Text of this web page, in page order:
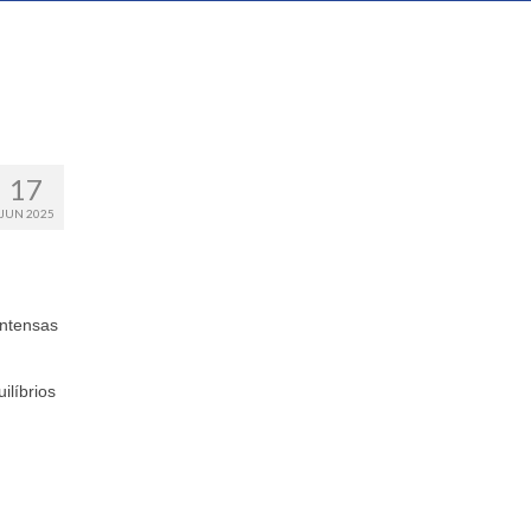
17
JUN 2025